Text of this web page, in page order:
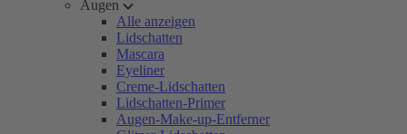
Augen
Alle anzeigen
Lidschatten
Mascara
Eyeliner
Creme-Lidschatten
Lidschatten-Primer
Augen-Make-up-Entferner